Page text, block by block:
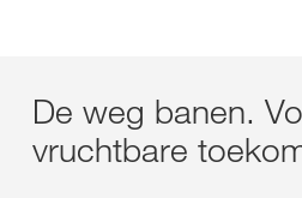
De weg banen.
vruchtbare